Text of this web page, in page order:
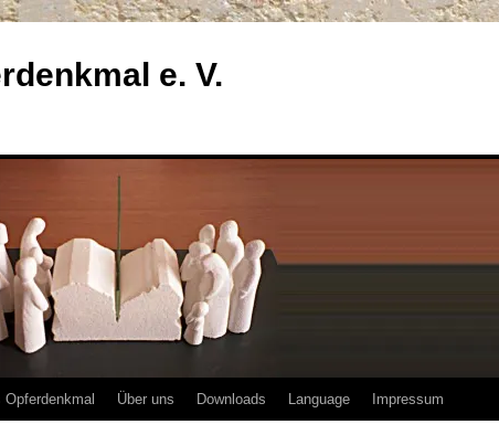
e. V.
Opferdenkmal Über uns Downloads Language Impressum